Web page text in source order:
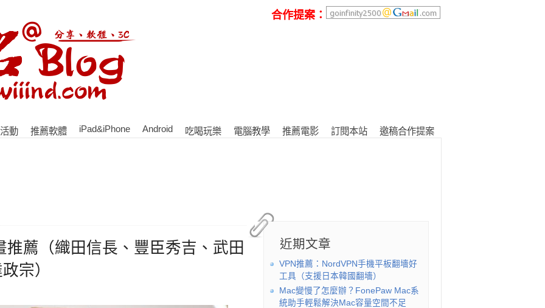
合作提案：
動 推薦軟體 iPad&iPhone Android 吃喝玩樂 電腦教學 推薦電影 訂閱本站 邀稿合作提案
近期文章
VPN推薦：NordVPN手機平板翻墻好
工具（支援日本韓國翻墻）
Mac變慢了怎麼辦？FonePaw Mac系
統助手輕鬆解決Mac容量空間不足
薦（織田信長、豐臣秀吉、武田
宗）